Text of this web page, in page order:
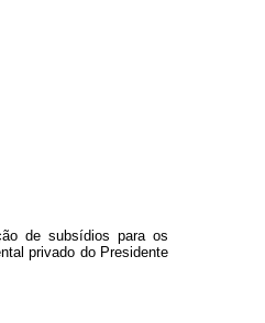
de subsídios para os
privado do Presidente